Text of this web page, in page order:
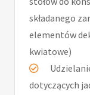
składanego
elementów
kwiatowe)
dotyczących